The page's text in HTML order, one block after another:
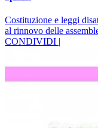
Costituzione e leggi
al rinnovo delle
CONDIVIDI |